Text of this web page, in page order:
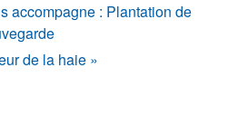
accompagne : Plantation de
de la haie »